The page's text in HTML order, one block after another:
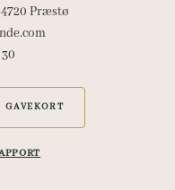
Præstø
GAVEKORT